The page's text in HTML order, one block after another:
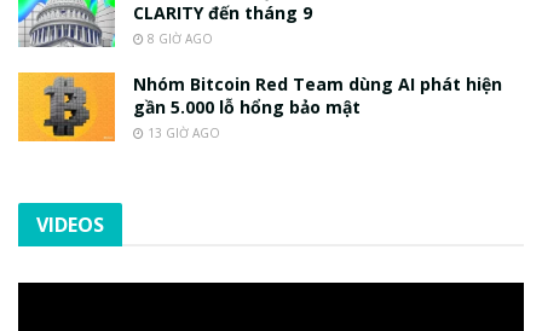
CLARITY đến tháng 9
8 GIỜ AGO
Nhóm Bitcoin Red Team dùng AI phát hiện
gần 5.000 lỗ hổng bảo mật
13 GIỜ AGO
VIDEOS